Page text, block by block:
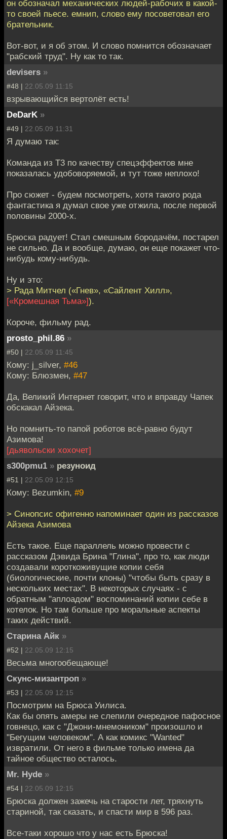
он обозначал механических людей-рабочих в какой-
то своей пьесе. емнип, слово ему посоветовал его
брательник.
Вот-вот, и я об этом. И слово помнится обозначает
"рабский труд". Ну как то так.
devisers »
#48 | 22.05.09 11:15
взрывающийся вертолёт есть!
DeDarK »
#49 | 22.05.09 11:31
Я думаю так:
Команда из Т3 по качеству спецэффектов мне
показалась удобоворяемой, и тут тоже неплохо!
Про сюжет - будем посмотреть, хотя такого рода
фантастика я думал свое уже отжила, после первой
половины 2000-х.
Брюска радует! Стал смешным бородачём, постарел
не сильно. Да и вообще, думаю, он еще покажет что-
нибудь кому-нибудь.
Ну и это:
> Рада Митчел («Гнев», «Сайлент Хилл»,
[«Кромешная Тьма»]).
Короче, фильму рад.
prosto_phil.86 »
#50 | 22.05.09 11:45
Кому: j_silver, #46
Кому: Блюзмен, #47
Да, Великий Интернет говорит, что и вправду Чапек
обскакал Айзека.
Но помнить-то папой роботов всё-равно будут
Азимова!
[дьявольски хохочет]
s300pmu1 » резуноид
#51 | 22.05.09 12:15
Кому: Bezumkin, #9
> Синопсис офигенно напоминает один из рассказов
Айзека Азимова
Есть такое. Еще параллель можно провести с
рассказом Дэвида Брина "Глина", про то, как люди
создавали короткоживущие копии себя
(биологические, почти клоны) "чтобы быть сразу в
нескольких местах". В некоторых случаях - с
обратным "аплоадом" воспоминаний копии себе в
котелок. Но там больше про моральные аспекты
таких действий.
Старина Айк »
#52 | 22.05.09 12:15
Весьма многообещающе!
Скунс-мизантроп »
#53 | 22.05.09 12:15
Посмотрим на Брюса Уилиса.
Как бы опять амеры не слепили очередное пафосное
говнецо, как с "Джони-мнемоником" произошло и
"Бегущим человеком". А как комикс "Wanted"
извратили. От него в фильме только имена да
тайное общество осталось.
Mr. Hyde »
#54 | 22.05.09 12:15
Брюска должен зажечь на старости лет, тряхнуть
стариной, так сказать, и спасти мир в 596 раз.
Все-таки хорошо что у нас есть Брюска!